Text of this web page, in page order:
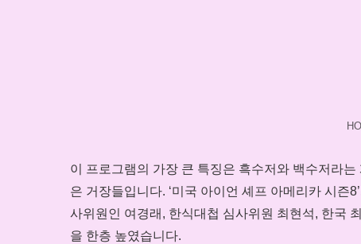
이 프로그램의 가장 큰 특징은 흑수저와 백수저라
은 거장들입니다. ‘미국 아이언 셰프 아메리카 시즌
사위원인 여경래, 한식대첩 심사위원 최현석, 한국
을 한층 높였습니다.